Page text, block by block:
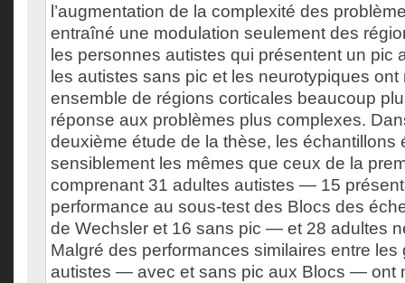
l’augmentation de la complexité des
entraîné une modulation seulement des
les personnes autistes qui présentent un pic
les autistes sans pic et les neurotypiques ont
ensemble de régions corticales beaucoup
réponse aux problèmes plus complexes.
deuxième étude de la thèse, les échantillons
sensiblement les mêmes que ceux de la
comprenant 31 adultes autistes — 15
performance au sous-test des Blocs des
de Wechsler et 16 sans pic — et 28 adultes
Malgré des performances similaires entre les
autistes — avec et sans pic aux Blocs — ont